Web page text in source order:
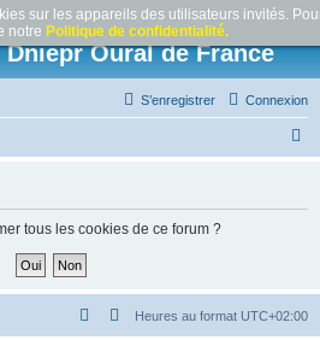
sur les appareils des utilisateurs invités.
notre Politique de confidentialité.
Oural de France
Connexion
S’enregistrer
tous les cookies de ce forum ?
Heures au format UTC+02:00